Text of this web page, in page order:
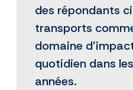
des répondants
transports
domaine
quotidien dans
années.